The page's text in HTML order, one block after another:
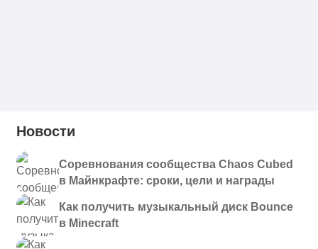
Новости
Соревнования сообщества Chaos Cubed
в Майнкрафте: сроки, цели и награды
Как получить музыкальный диск Bounce
в Minecraft